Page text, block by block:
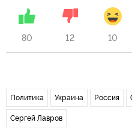
80 12 10
Политика Украина Россия
Сергей Лавров